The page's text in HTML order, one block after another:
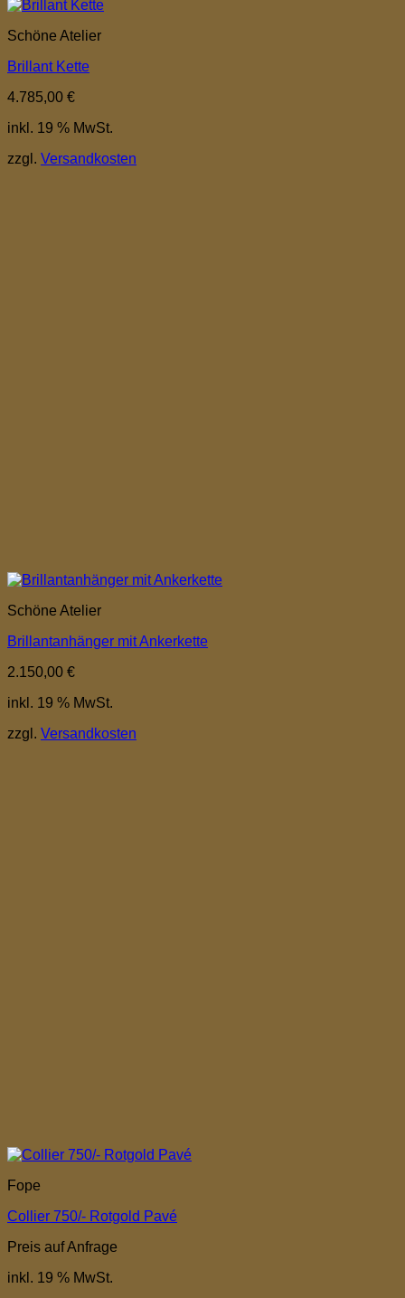
Schöne Atelier
Brillant Kette
4.785,00 €
inkl. 19 % MwSt.
zzgl. Versandkosten
Schöne Atelier
Brillantanhänger mit Ankerkette
2.150,00 €
inkl. 19 % MwSt.
zzgl. Versandkosten
Fope
Collier 750/- Rotgold Pavé
Preis auf Anfrage
inkl. 19 % MwSt.